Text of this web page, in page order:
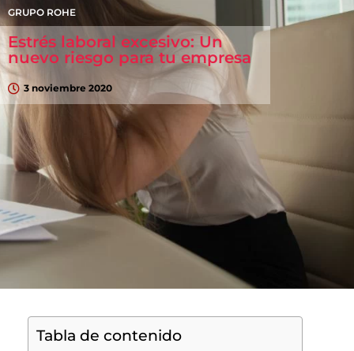
GRUPO ROHE
Estrés laboral excesivo: Un
nuevo riesgo para tu empresa
3 noviembre 2020
Tabla de contenido